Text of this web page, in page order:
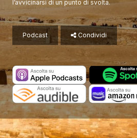
l’avvicinarsi di un punto di svolta.
Podcast Condividi